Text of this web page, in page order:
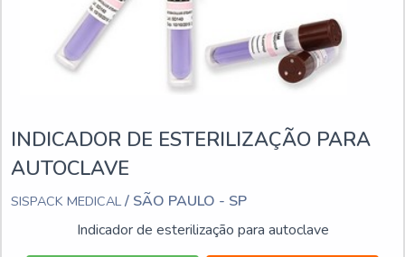
INDICADOR DE ESTERILIZAÇÃO PARA
AUTOCLAVE
SISPACK MEDICAL / SÃO PAULO - SP
Indicador de esterilização para autoclave